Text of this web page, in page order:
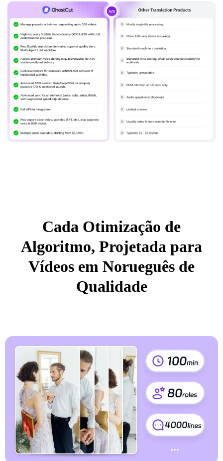
Cada Otimização de
Algoritmo, Projetada para
Vídeos em Norueguês de
Qualidade